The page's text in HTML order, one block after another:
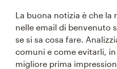
La buona notizia è che la
nelle email di benvenuto
se si sa cosa fare.
comuni e come evitarli,
migliore prima